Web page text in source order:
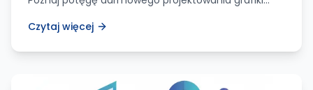
to się zmieni. Jako ktoś, kto przez lata stworzył setki
moimi sekretami na temat tego darmowego i
podróż pełną odkryć, kreatywności i […]
Czytaj więcej